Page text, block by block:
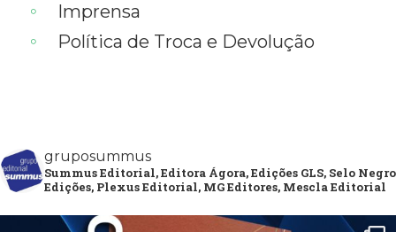
Imprensa
Política de Troca e Devolução
gruposummus
Summus Editorial, Editora Ágora, Edições GLS, Selo Negro
Edições, Plexus Editorial, MG Editores, Mescla Editorial